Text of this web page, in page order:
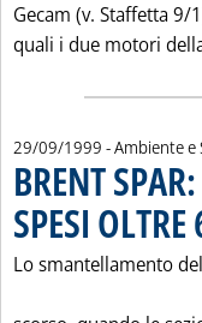
Gecam (v. Staffetta
quali i due motori
29/09/1999 - Ambiente e
BRENT
SPESI
Lo smantellamento